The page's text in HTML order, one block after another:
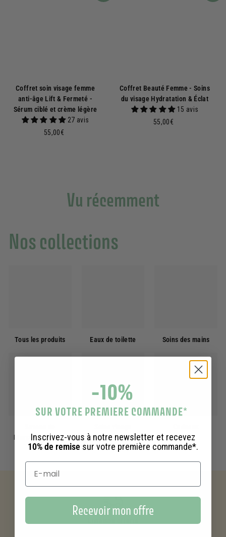
Coffret soin visage femme
anti-âge Lift & Fermeté -
Sérum ciblé et crème légère
27 avis
55,00€
Coffret Beauté Femme - Soins
du visage Hydratation & Éclat
15 avis
55,00€
Vu récemment
Nos collections
Tous les produits Eaux de toilette Soins des mains
Marseille liquides
-10%
SUR VOTRE PREMIERE COMMANDE*
Inscrivez-vous à notre newsletter et recevez
10% de remise sur votre première commande*.
Recevoir mon offre